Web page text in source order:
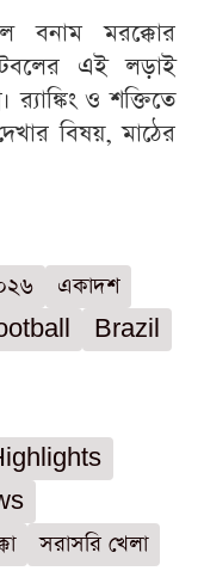
বনাম মরক্কোর
এই লড়াই
ও শক্তিতে
বিষয়, মাঠের
একাদশ
Brazil
সরাসরি খেলা